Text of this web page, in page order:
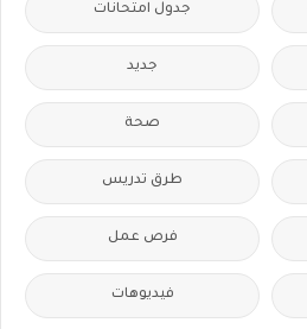
جدول امتحانات
جديد
صحة
طرق تدريس
فرص عمل
فيديوهات